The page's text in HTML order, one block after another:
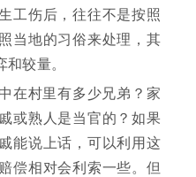
工伤后，往往不是按照
当地的习俗来处理，其
较量。
在村里有多少兄弟？家
或熟人是当官的？如果
能说上话，可以利用这
偿相对会利索一些。但